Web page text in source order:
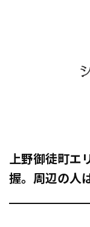
上野御徒町エ
握。周辺の人